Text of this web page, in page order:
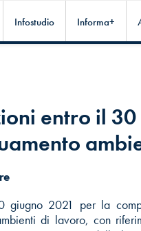
Infostudio Informa+
entro il
2021 per la
di lavoro, con